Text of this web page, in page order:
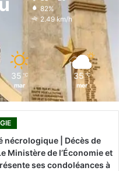
r
82%
2.49 km/h
35 ℃
mar
35 ℃
mer
nécrologique | Décès de
Ministère de l’Économie et
ses condoléances à